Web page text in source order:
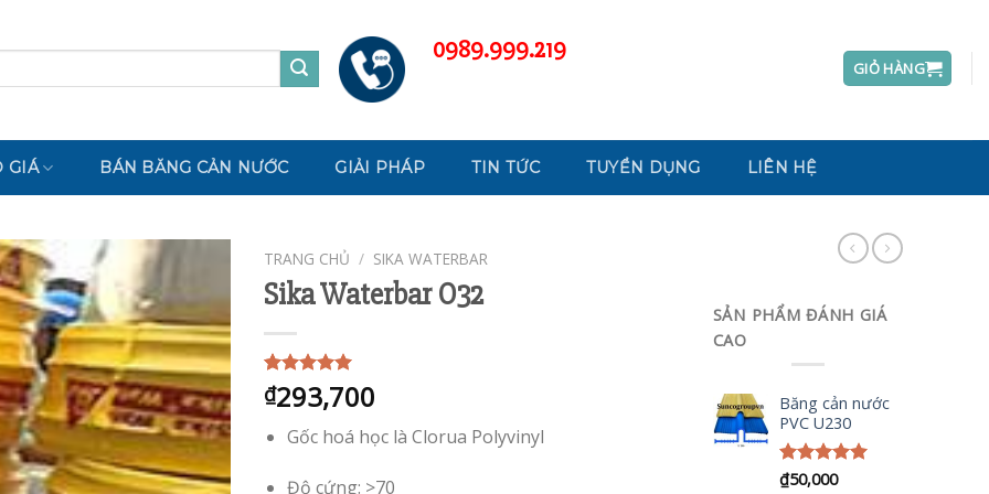
0989.999.219
GIỎ HÀNG
GIÁ BÁN BĂNG CẢN NƯỚC GIẢI PHÁP TIN TỨC TUYỂN DỤNG LIÊN HỆ
TRANG CHỦ / SIKA WATERBAR
Sika Waterbar O32
5.00trên 5
dựa trên
1
₫293,700
Gốc hoá học là Clorua Polyvinyl
Độ cứng: >70
SẢN PHẨM ĐÁNH GIÁ
CAO
Băng cản nước
PVC U230
Được xếp
₫50,000